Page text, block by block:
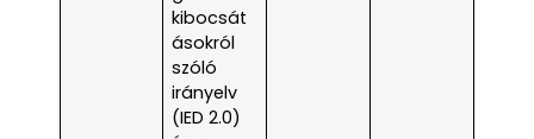
kibocsát
ásokról
szóló
irányelv
(IED 2.0)